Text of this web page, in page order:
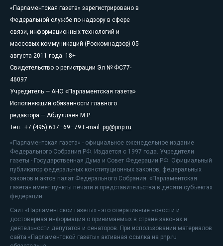
«Парламентская газета» зарегистрировано в
Федеральной службе по надзору в сфере
связи, информационных технологий и
массовых коммуникаций (Роскомнадзор) 05
августа 2011 года. 18+
Свидетельство о регистрации Эл № ФС77-
46097
Учредитель — АНО «Парламентская газета»
Исполняющий обязанности главного
редактора — Абдуллаев М.Р.
Тел.: +7 (495) 637–69–79 E-mail: pg@pnp.ru
«Парламентская газета» - официальное еженедельное издание
Федерального Собрания РФ. Издается с 1997 года. Учредители
газеты - Государственная Дума и Совет Федерации РФ. Официальный
публикатор федеральных конституционных законов, федеральных
законов и актов палат Федерального Собрания. «Парламентская
газета» имеет пункты печати и представительства в десяти субъектах
федерации.
Сайт «Парламентской газеты» - это оперативные новости и
достоверная информация о принимаемых в стране законах и
деятельности депутатов и сенаторов. При использовании материалов
сайта «Парламентской газеты» активная ссылка на pnp.ru